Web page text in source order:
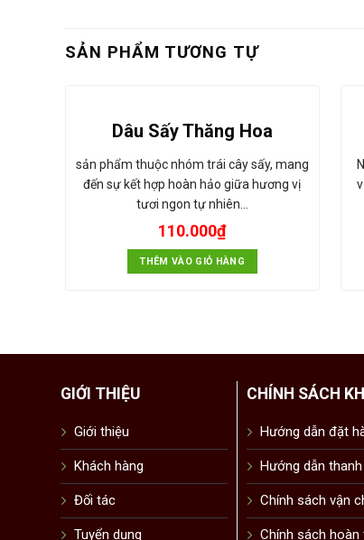
SẢN PHẨM TƯƠNG TỰ
Dâu Sấy Thăng Hoa
sản phẩm thuộc nhóm trái cây sấy, mang
đến sự kết hợp hoàn hảo giữa hương vị
tươi ngon tự nhiên…
110.000₫
THÊM VÀO GIỎ HÀNG
GIỚI THIỆU
Giới thiệu
Khách hàng
Đối tác
Tuyển dụng
CHÍNH SÁCH
Hướng dẫn đặt
Hướng dẫn
Chính sách vận
Chính sách hoàn